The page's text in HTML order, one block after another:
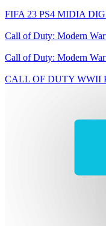
FIFA 23 PS4 MIDIA
Call of Duty: Modern
Call of Duty: Modern
CALL OF DUTY WWII